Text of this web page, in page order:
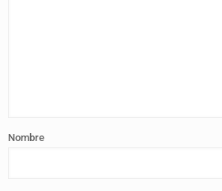
Nombre